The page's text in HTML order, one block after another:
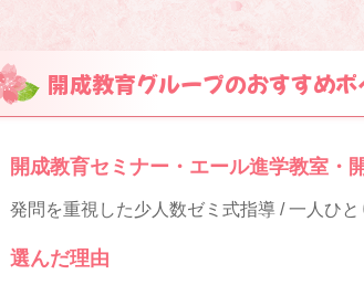
開成教育グループのおすすめポ
開成教育セミナー・エール進学教室・
発問を重視した少人数ゼミ式指導 / 一人ひ
選んだ理由